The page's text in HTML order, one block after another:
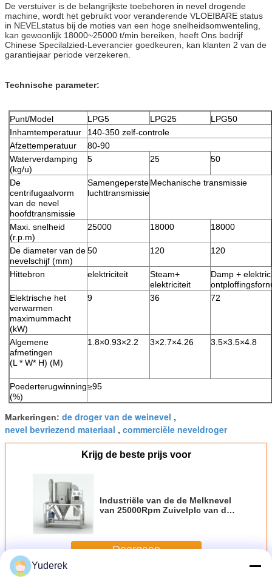
De verstuiver is de belangrijkste toebehoren in nevel drogende
machine, wordt het gebruikt voor veranderende VLOEIBARE status
in NEVELstatus bij de moties van een hoge snelheidsomwenteling,
kan gewoonlijk 18000~25000 t/min bereiken, heeft Ons bedrijf
Chinese Specilalzied-Leverancier goedkeuren, kan klanten 2 van de
garantiejaar periode verzekeren.
Technische parameter:
Punt/Model LPG5 LPG25 LPG50
Inhamtemperatuur
140-350 zelf-controle
Afzettemperatuur
80-90
Waterverdamping
(kg/u)
5 25 50
De
centrifugaalvorm
van de nevel
hoofdtransmissie
Samengeperste
luchttransmissie
Mechanische transmissie
Maxi. snelheid
(r.p.m)
25000 18000 18000
De diameter van de
nevelschijf (mm)
50 120 120
Hittebron elektriciteit
Steam+
elektriciteit
Damp +
Elektrische het
verwarmen
maximummacht
(kW)
9 36 72
Algemene
afmetingen
(L * W* H) (M)
1.8×0.93×2.2 3×2.7×4.26 3.5×3.5×4.8
Poederterugwinning
(%)
≥95
Markeringen: de droger van de weinevel ,
nevel bevriezend materiaal , commerciële neveldroger
Krijg de beste prijs voor
Industriële van de de Melknevel
van 25000Rpm Zuivelplc van de
Doorgaan
Yuderek